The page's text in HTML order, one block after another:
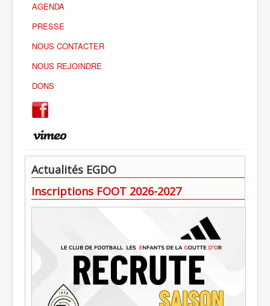
AGENDA
PRESSE
NOUS CONTACTER
NOUS REJOINDRE
DONS
Actualités EGDO
Inscriptions FOOT 2026-2027